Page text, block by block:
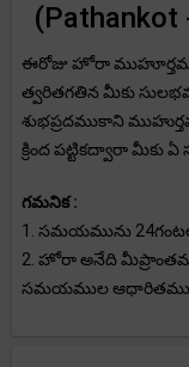
(Pathankot
ఈరోజు హోరా
త్వరితగతిన మీకు
శుభప్రదముకాని
క్రింద పట్టికద్వారా మీకు
గమనిక :
1. సమయమును
2. హోరా అనేది
సమయముల ఆధారితముగా